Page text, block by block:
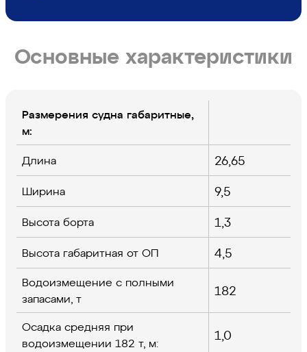
Основные характеристики
Размерения судна габаритные,
м:
Длина
26,65
Ширина 9,5
Высота борта 1,3
Высота габаритная от ОП 4,5
Водоизмещение с полными
запасами, т
182
Осадка средняя при
водоизмещении 182 т, м:
1,0